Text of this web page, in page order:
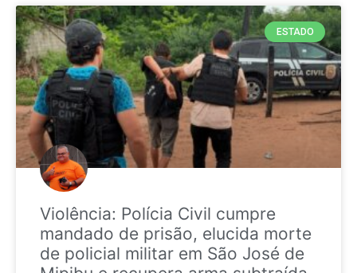
ESTADO
Violência: Polícia Civil cumpre
mandado de prisão, elucida morte
de policial militar em São José de